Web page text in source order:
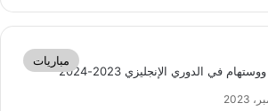
مباريات